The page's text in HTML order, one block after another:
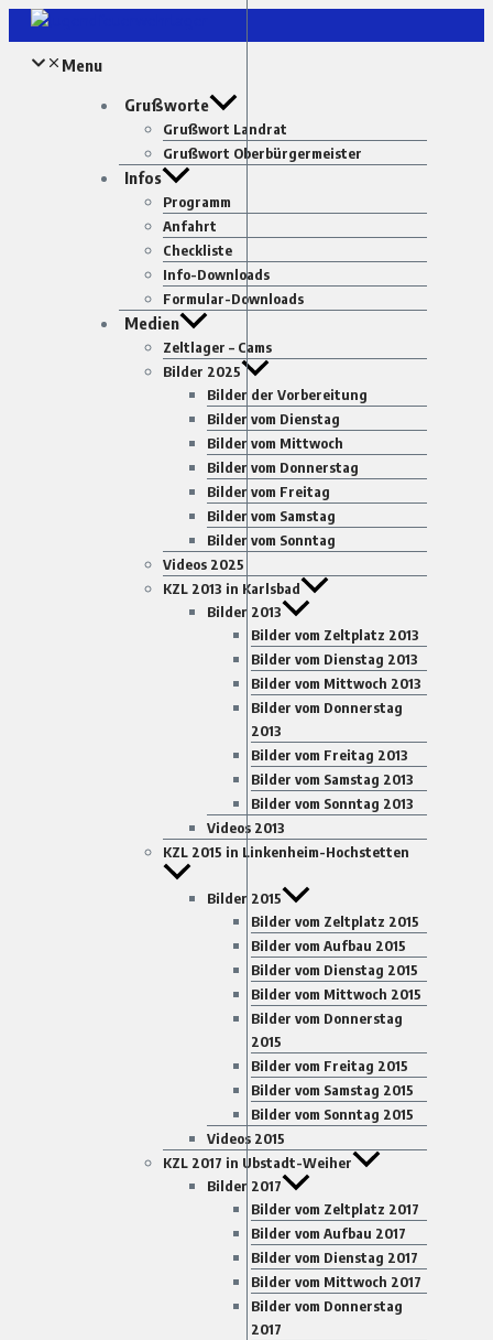
Zum
Inhalt
springenMenu
Grußworte
Grußwort Landrat
Grußwort Oberbürgermeister
Infos
Programm
Anfahrt
Checkliste
Info-Downloads
Formular-Downloads
Medien
Zeltlager – Cams
Bilder 2025
Bilder der Vorbereitung
Bilder vom Dienstag
Bilder vom Mittwoch
Bilder vom Donnerstag
Bilder vom Freitag
Bilder vom Samstag
Bilder vom Sonntag
Videos 2025
KZL 2013 in Karlsbad
Bilder 2013
Bilder vom Zeltplatz 2013
Bilder vom Dienstag 2013
Bilder vom Mittwoch 2013
Bilder vom Donnerstag
2013
Bilder vom Freitag 2013
Bilder vom Samstag 2013
Bilder vom Sonntag 2013
Videos 2013
KZL 2015 in Linkenheim-Hochstetten
Bilder 2015
Bilder vom Zeltplatz 2015
Bilder vom Aufbau 2015
Bilder vom Dienstag 2015
Bilder vom Mittwoch 2015
Bilder vom Donnerstag
2015
Bilder vom Freitag 2015
Bilder vom Samstag 2015
Bilder vom Sonntag 2015
Videos 2015
KZL 2017 in Ubstadt-Weiher
Bilder 2017
Bilder vom Zeltplatz 2017
Bilder vom Aufbau 2017
Bilder vom Dienstag 2017
Bilder vom Mittwoch 2017
Bilder vom Donnerstag
2017